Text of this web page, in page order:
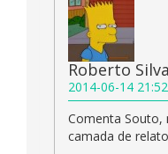
Roberto
2014-06-14
Comenta Souto,
camada de